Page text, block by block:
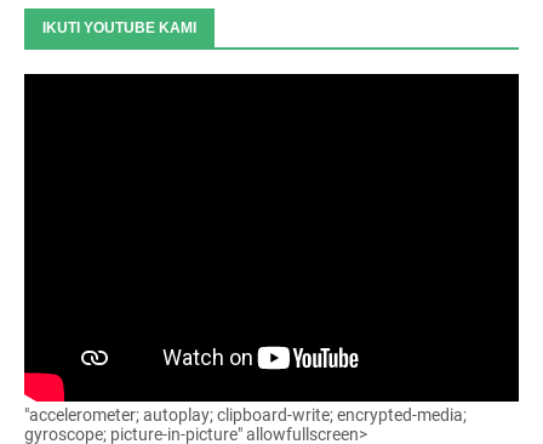
IKUTI YOUTUBE KAMI
"accelerometer; autoplay; clipboard-write; encrypted-media;
gyroscope; picture-in-picture" allowfullscreen>